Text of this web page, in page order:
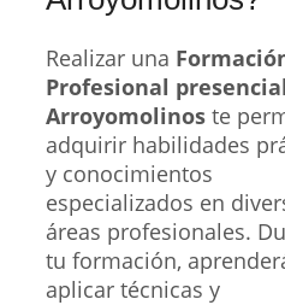
Realizar una
Profesional
Arroyomolinos te
adquirir habilidades
y conocimientos
especializados en
áreas profesionales.
tu formación,
aplicar técnicas y